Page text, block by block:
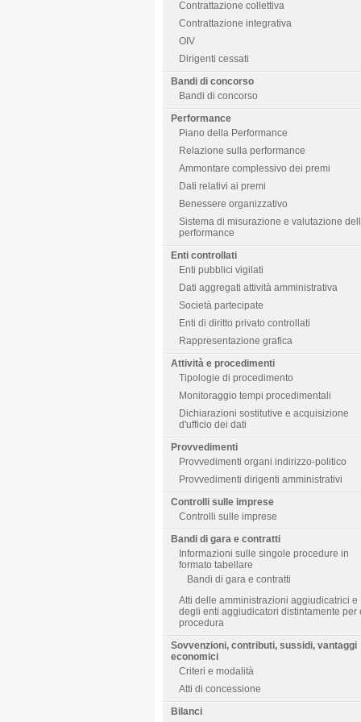
Contrattazione collettiva
Contrattazione integrativa
OIV
Dirigenti cessati
Bandi di concorso
Bandi di concorso
Performance
Piano della Performance
Relazione sulla performance
Ammontare complessivo dei premi
Dati relativi ai premi
Benessere organizzativo
Sistema di misurazione e valutazione
performance
Enti controllati
Enti pubblici vigilati
Dati aggregati attività amministrativa
Società partecipate
Enti di diritto privato controllati
Rappresentazione grafica
Attività e procedimenti
Tipologie di procedimento
Monitoraggio tempi procedimentali
Dichiarazioni sostitutive e acquisizione
d'ufficio dei dati
Provvedimenti
Provvedimenti organi indirizzo-politico
Provvedimenti dirigenti amministrativi
Controlli sulle imprese
Controlli sulle imprese
Bandi di gara e contratti
Informazioni sulle singole procedure in
formato tabellare
Bandi di gara e contratti
Atti delle amministrazioni aggiudicatrici e
degli enti aggiudicatori distintamente per
procedura
Sovvenzioni, contributi, sussidi, vantaggi
economici
Criteri e modalità
Atti di concessione
Bilanci